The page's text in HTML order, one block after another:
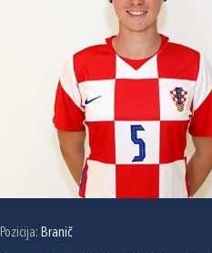
Pozicija: Branič